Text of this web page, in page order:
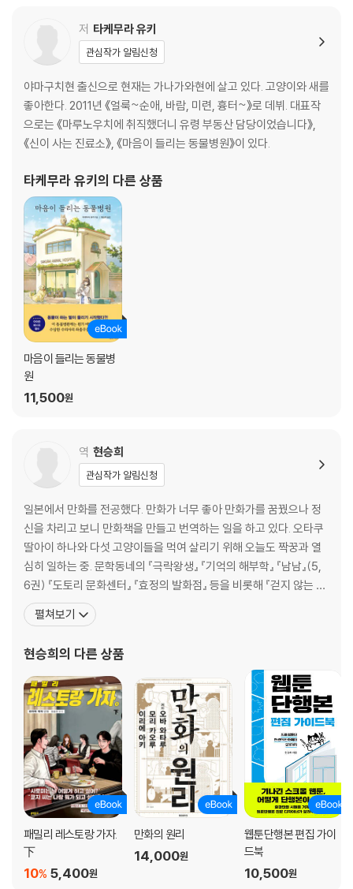
저 타케무라 유키
관심작가 알림신청
야마구치현 출신으로 현재는 가나가와현에 살고 있다. 고양이와 새를
좋아한다. 2011년 《얼룩~순애, 바람, 미련, 흉터~》로 데뷔. 대표작
으로는 《마루노우치에 취직했더니 유령 부동산 담당이었습니다》,
《신이 사는 진료소》, 《마음이 들리는 동물병원》이 있다.
타케무라 유키 의 다른 상품
마음이 들리는 동물병
원
11,500원
역 현승희
관심작가 알림신청
일본에서 만화를 전공했다. 만화가 너무 좋아 만화가를 꿈꿨으나 정
신을 차리고 보니 만화책을 만들고 번역하는 일을 하고 있다. 오타쿠
딸아이 하나와 다섯 고양이들을 먹여 살리기 위해 오늘도 짝꿍과 열
심히 일하는 중. 문학동네의 『극락왕생』 『기억의 해부학』 『남남』(5,
6권) 『도토리 문화센터』 『효정의 발화점』 등을 비롯해 『걷지 않는 다
리』 『고양이 타타』 『막내 황녀님』 『미래의 골동품 가게』 『작전명 순
정』 『울프 인더 하우스 나이트폴』 등 수많은 웹툰단행본의 본문을 편
레스토랑 가자.』
펼쳐보기
현승희의 다른 상품
패밀리 레스토랑 가자.
下
5,400원
10%
만화의 원리
14,000원
웹툰단행본 편집 가이
드북
10,500원